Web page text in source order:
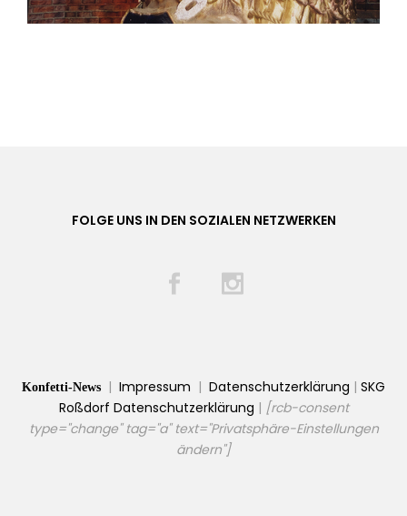
FOLGE UNS IN DEN SOZIALEN NETZWERKEN
Konfetti-News | Impressum | Datenschutzerklärung | SKG
Roßdorf Datenschutzerklärung | [rcb-consent
type="change" tag="a" text="Privatsphäre-Einstellungen
ändern"]